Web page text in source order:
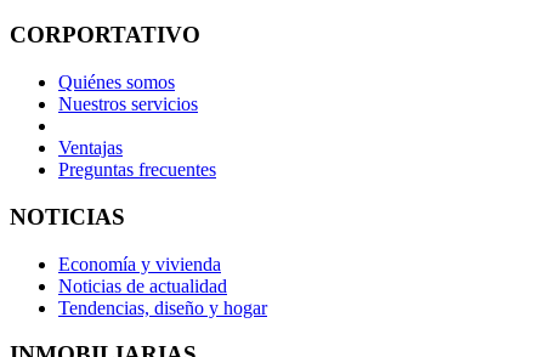
CORPORTATIVO
Quiénes somos
Nuestros servicios
Ventajas
Preguntas frecuentes
NOTICIAS
Economía y vivienda
Noticias de actualidad
Tendencias, diseño y hogar